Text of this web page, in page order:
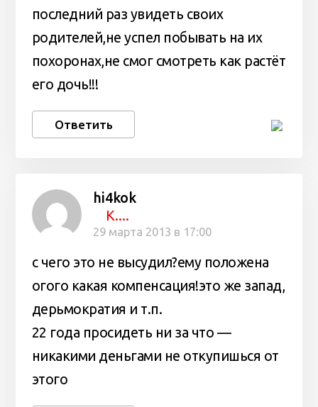
последний раз увидеть своих
родителей,не успел побывать на их
похоронах,не смог смотреть как растёт
его дочь!!!
Ответить
hi4kok
К....
29 марта 2013 в 17:00
с чего это не высудил?ему положена
огого какая компенсация!это же запад,
дерьмократия и т.п.
22 года просидеть ни за что —
никакими деньгами не откупишься от
этого